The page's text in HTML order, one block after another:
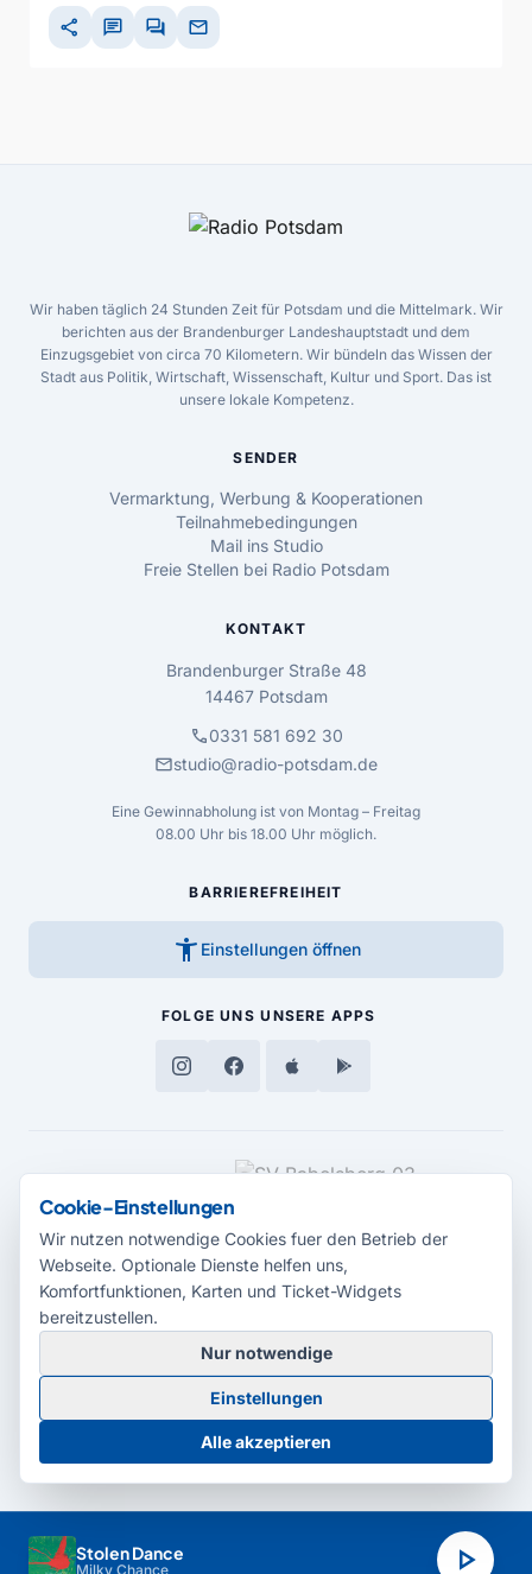
share chat forum mail
Stolen Dance
Milky Chance play_arrow
Wir haben täglich 24 Stunden Zeit für Potsdam und die Mittelmark. Wir
berichten aus der Brandenburger Landeshauptstadt und dem
Einzugsgebiet von circa 70 Kilometern. Wir bündeln das Wissen der
Stadt aus Politik, Wirtschaft, Wissenschaft, Kultur und Sport. Das ist
unsere lokale Kompetenz.
SENDER
Vermarktung, Werbung & Kooperationen
Teilnahmebedingungen
Mail ins Studio
Freie Stellen bei Radio Potsdam
KONTAKT
Brandenburger Straße 48
14467 Potsdam
call0331 581 692 30
mailstudio@radio-potsdam.de
Eine Gewinnabholung ist von Montag – Freitag
08.00 Uhr bis 18.00 Uhr möglich.
BARRIEREFREIHEIT
accessibility_new Einstellungen öffnen
FOLGE UNS UNSERE APPS
MEDIENPARTNER
© 2026 Radio Potsdam. Webseite entwickelt durch dieMedienagentur
Babelsberg
BarrierefreiheitserklärungAGBDatenschutzImpressum
Cookie-Einstellungen
Cookie-Einstellungen
Wir nutzen notwendige Cookies fuer den Betrieb der
Webseite. Optionale Dienste helfen uns,
Komfortfunktionen, Karten und Ticket-Widgets
bereitzustellen.
Nur notwendige
Einstellungen
Alle akzeptieren